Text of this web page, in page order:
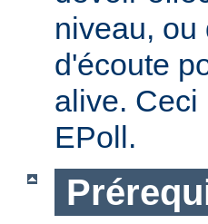
niveau, ou
d'écoute
alive. Ceci
EPoll.